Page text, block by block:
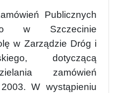
Publicznych
w Szczecinie
w Zarządzie Dróg i
dotyczącą
zamówień
W wystąpieniu